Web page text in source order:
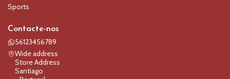
Sports
Contacte-nos
56123456789
Wide address
Store Address
Santiago